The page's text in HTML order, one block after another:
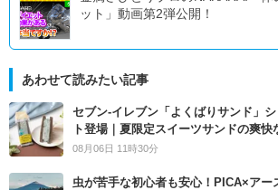
ット」動画第2弾公開！
あわせて読みたい記事
セブン‐イレブン「よくばりサンド」
ト登場｜夏限定スイーツサンドの爽快
08月06日 11時30分
虫が苦手な初心者も安心！PICA×アー